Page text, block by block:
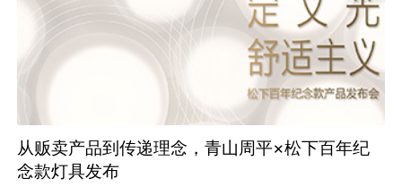
从贩卖产品到传递理念，青山周平×松下百年纪
念款灯具发布